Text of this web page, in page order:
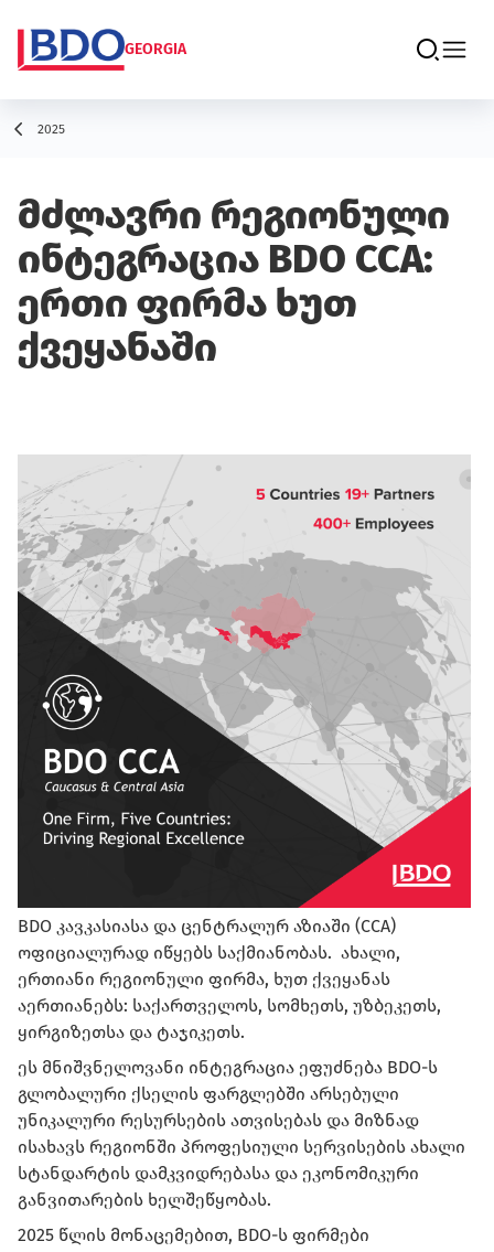
GEORGIA
2025
მძლავრი რეგიონული
ინტეგრაცია BDO CCA:
ერთი ფირმა ხუთ
ქვეყანაში
BDO კავკასიასა და ცენტრალურ აზიაში (CCA)
ოფიციალურად იწყებს საქმიანობას. ახალი,
ერთიანი რეგიონული ფირმა, ხუთ ქვეყანას
აერთიანებს: საქართველოს, სომხეთს, უზბეკეთს,
ყირგიზეთსა და ტაჯიკეთს.
ეს მნიშვნელოვანი ინტეგრაცია ეფუძნება BDO-ს
გლობალური ქსელის ფარგლებში არსებული
უნიკალური რესურსების ათვისებას და მიზნად
ისახავს რეგიონში პროფესიული სერვისების ახალი
სტანდარტის დამკვიდრებასა და ეკონომიკური
განვითარების ხელშეწყობას.
2025 წლის მონაცემებით, BDO-ს ფირმები